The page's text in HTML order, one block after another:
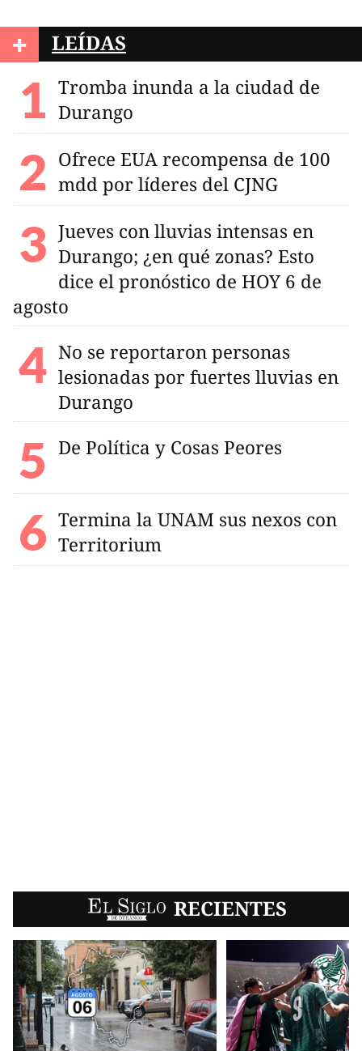
+ LEÍDAS
Tromba inunda a la ciudad de
Durango
Ofrece EUA recompensa de 100
mdd por líderes del CJNG
Jueves con lluvias intensas en
Durango; ¿en qué zonas? Esto
dice el pronóstico de HOY 6 de
agosto
No se reportaron personas
lesionadas por fuertes lluvias en
Durango
De Política y Cosas Peores
Termina la UNAM sus nexos con
Territorium
EL SIGLO RECIENTES